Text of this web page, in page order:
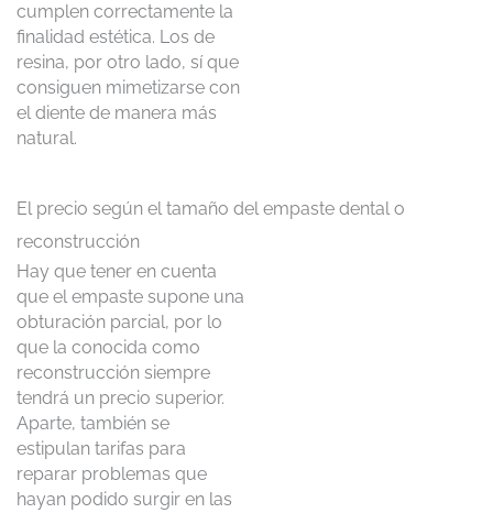
cumplen correctamente la
finalidad estética. Los de
resina, por otro lado, sí que
consiguen mimetizarse con
el diente de manera más
natural.
El precio según el tamaño del empaste dental o
reconstrucción
Hay que tener en cuenta
que el empaste supone una
obturación parcial, por lo
que la conocida como
reconstrucción siempre
tendrá un precio superior.
Aparte, también se
estipulan tarifas para
reparar problemas que
hayan podido surgir en las